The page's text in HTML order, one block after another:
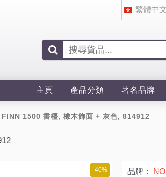
繁體中
主頁 產品分類 著名品牌
FINN 1500 書檯, 橡木飾面 + 灰色, 814912
-40% 品牌：